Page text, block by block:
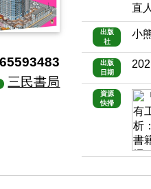
三民書局
直
出版
社
小
出版
日期
資源
快掃